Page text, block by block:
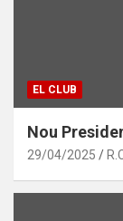
EL CLUB
Nou
29/04/2025